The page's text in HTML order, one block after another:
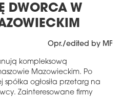
DWORCA W
Opr./edited by MF
kompleksową
Mazowieckim. Po
ogłosiła przetarg na
Zainteresowane firmy